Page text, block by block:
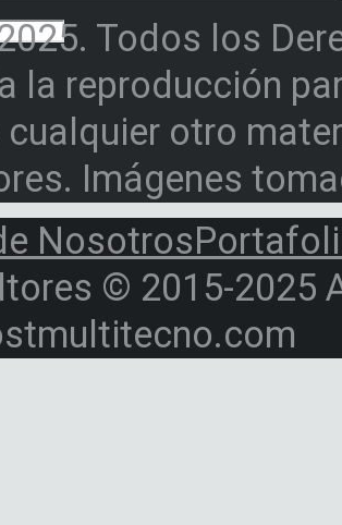
Todos los
la reproducción
otro
Imágenes
Nosotros
© 2015-2025